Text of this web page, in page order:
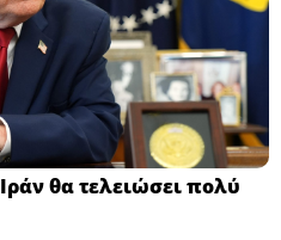
θα τελειώσει πολύ